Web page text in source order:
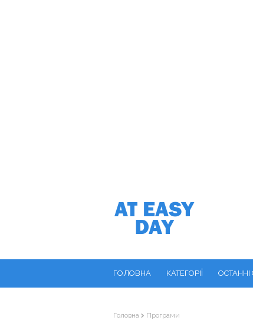
ГОЛОВНА КАТЕГОРІЇ ОСТАННІ
Головна Програми